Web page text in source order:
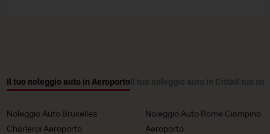
Il tuo noleggio auto in Aeroporto
Noleggio Auto Bruxelles
Charleroi Aeroporto
Noleggio Auto Rome Ciampino
Aeroporto